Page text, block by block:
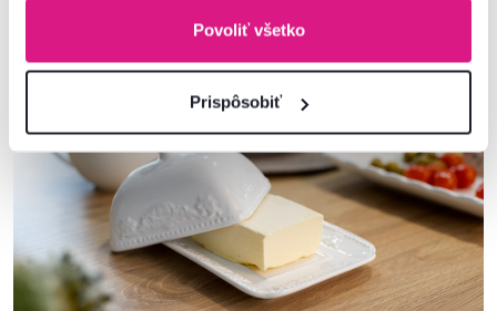
Povoliť všetko
Prispôsobiť
nájdete v ružovej, mentolovej, bielej a vanilkovej farbe. Ktorá sa vám
najviac hodí do kuchyne?